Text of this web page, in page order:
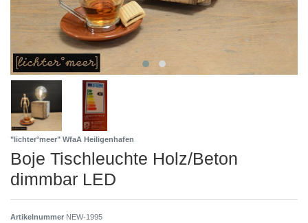
"lichter°meer" WfaA Heiligenhafen
Boje Tischleuchte Holz/Beton
dimmbar LED
Artikelnummer NEW-1995